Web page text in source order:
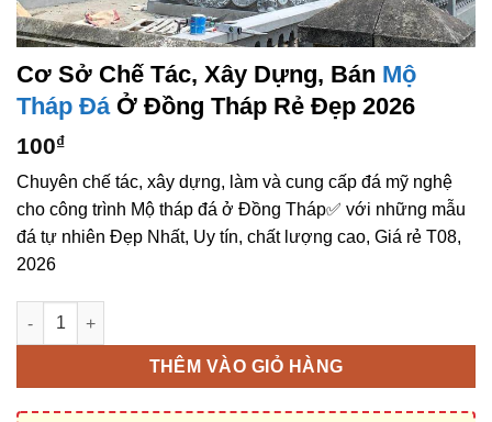
Cơ Sở Chế Tác, Xây Dựng, Bán Mộ
Tháp ĐáỞ Đồng Tháp Rẻ Đẹp 2026
100₫
Chuyên chế tác, xây dựng, làm và cung cấp đá mỹ nghệ
cho công trình Mộ tháp đá ở Đồng Tháp✅ với những mẫu
đá tự nhiên Đẹp Nhất, Uy tín, chất lượng cao, Giá rẻ T08,
2026
Cơ sở chế tác, xây dựng, bán Mộ tháp đá ở Đồng Tháp rẻ đẹp
THÊM VÀO GIỎ HÀNG